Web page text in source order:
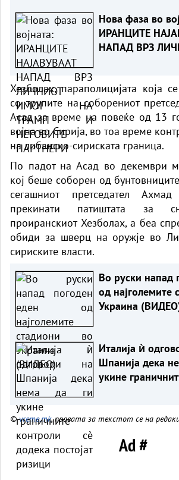
Нова фаза во
ИРАНЦИТЕ
НАПАД ВРЗ
Хезболах, параполицијата која
со трупите на соборениот
Асад за време на повеќе од 13
војна во Сирија, во тоа време
на либанско-сириската граница.
По падот на Асад во декември
кој беше соборен од
сегашниот претседател
прекинати патиштата за
проиранскиот Хезболах, а беа
обиди за шверц на оружје во
сириските власти.
Во руски напад
од најголемите
Украина
Италија ѝ
Шпанија дека
укине
©vreme.mk, правата за текстот се на
Ad #